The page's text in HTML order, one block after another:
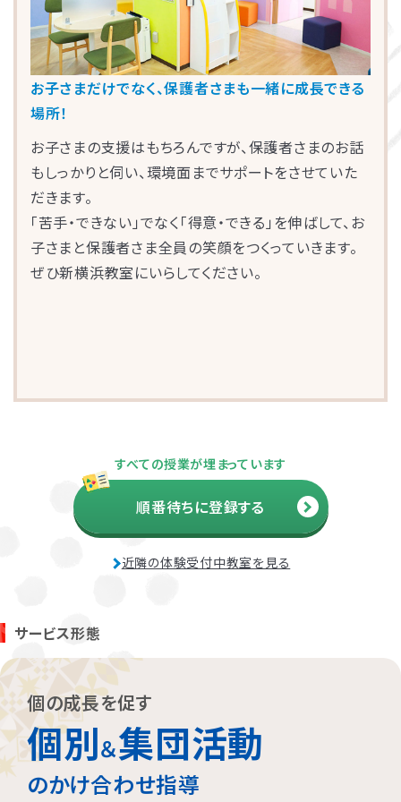
お子さまだけでなく、保護者さまも一緒に成長できる
場所！
お子さまの支援はもちろんですが、保護者さまのお話
もしっかりと伺い、環境面までサポートをさせていた
だきます。
「苦手・できない」でなく「得意・できる」を伸ばして、お
子さまと保護者さま全員の笑顔をつくっていきます。
ぜひ新横浜教室にいらしてください。
すべての授業が埋まっています
順番待ちに登録する
近隣の体験受付中教室を見る
サービス形態
個の成長を促す
個別＆集団活動
のかけ合わせ指導
員の育成・サポートを行っています。
お子さまのやる気を引き出し、
保護者さまの
に役立つ
子育ての工夫を学ぶことができます。
よくある質問
お子さまに対する適切な関わり方がわかることで、
減り、怒る回数が減る、ということが研究を通して実証されていま
す。また、これまで1500名以上の方が受講され、「毎日のようにあっ
た癇癪が減った」「今まで何回言ってもやってくれなかった宿題をや
るようになった」など、多くの方にご好評をいただいています。